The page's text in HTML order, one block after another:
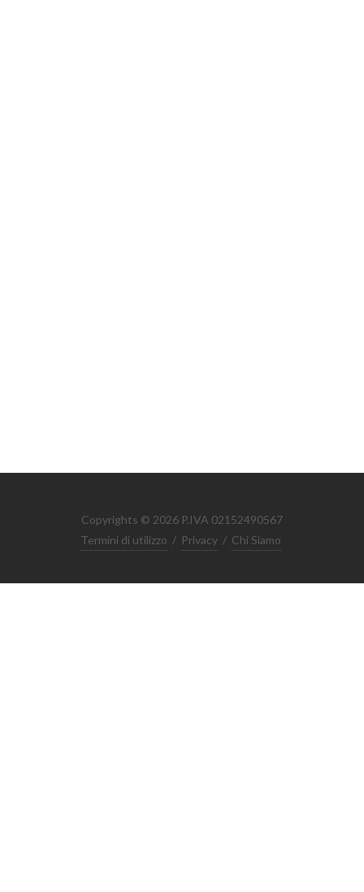
Copyrights © 2026 P.IVA 02152490567
Termini di utilizzo / Privacy / Chi Siamo